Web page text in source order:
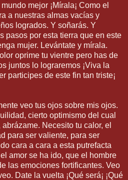
mejor ¡Mírala¡ Como el
a nuestras almas vacías y
logrados. Y soñarás. Y
pasos por esta tierra que en este
mujer. Levántate y mírala.
oprime tu vientre pero has de
juntos lo lograremos ¡Viva la
participes de este fin tan triste¡
veo tus ojos sobre mis ojos.
cierto optimismo del cual
abrázame. Necesito tu calor, el
para ser valiente, para ser
cara a cara a esta putrefacta
amor se ha ido, que el hombre
las emociones fortificantes. Veo
Date la vuelta ¡Qué será¡ ¡Qué